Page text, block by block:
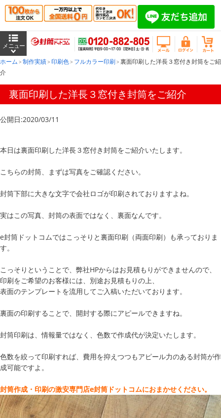
ホーム 制作実績 印刷色 フルカラー印刷
裏面印刷した洋長３窓付き封筒をご紹
介
裏面印刷した洋長３窓付き封筒をご紹介
公開日:2020/03/11
本日は裏面印刷した洋長３窓付き封筒をご紹介いたします。
こちらの封筒、まずは写真をご確認ください。
封筒下部に大きな文字で会社ロゴが印刷されておりますよね。
実はこの写真、封筒の表面ではなく、裏面なんです。
e封筒ドットコムではこっそりと裏面印刷（両面印刷）も承っておりま
す。
こっそりということで、弊社HPからはお見積もりができませんので、
印刷をご希望のお客様には、別途お見積もりの上、
表面のテンプレートを流用してご入稿いただいております。
裏面の印刷することで、開封する際にアピールできますね。
封筒印刷は、情報量ではなく、色数で作成代が決定いたします。
色数を絞って印刷すれば、費用を抑えつつもアピール力のある封筒が作
成可能ですよ。
封筒作成・印刷の激安専門店e封筒ドットコムにおまかせください。